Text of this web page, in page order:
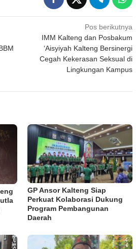
Pos berikutnya
IMM Kalteng dan Posbakum
‘Aisyiyah Kalteng Bersinergi
Cegah Kekerasan Seksual di
Lingkungan Kampus
GP Ansor Kalteng Siap
Perkuat Kolaborasi Dukung
Program Pembangunan
Daerah